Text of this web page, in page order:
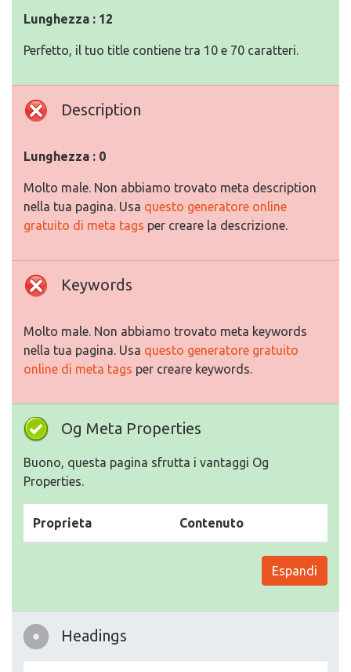
Lunghezza : 12
Perfetto, il tuo title contiene tra 10 e 70 caratteri.
Description
Lunghezza : 0
Molto male. Non abbiamo trovato meta description
nella tua pagina. Usa questo generatore online
gratuito di meta tags per creare la descrizione.
Keywords
Molto male. Non abbiamo trovato meta keywords
nella tua pagina. Usa questo generatore gratuito
online di meta tags per creare keywords.
Og Meta Properties
Buono, questa pagina sfrutta i vantaggi Og
Properties.
Proprieta Contenuto
Espandi
Headings